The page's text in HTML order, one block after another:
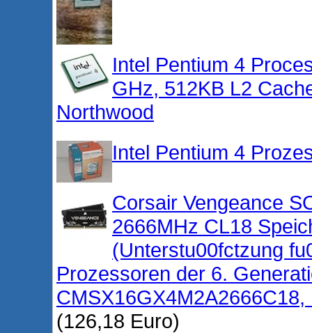
Intel Pentium 4
GHz, 512KB L2
Northwood
Intel Pentium 4
Corsair Vengeance
2666MHz CL18
(Unterstu00fctzung
Prozessoren der 6.
(126,18 Euro)